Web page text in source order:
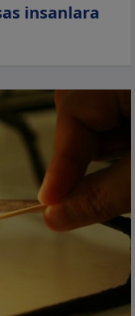
insanlara